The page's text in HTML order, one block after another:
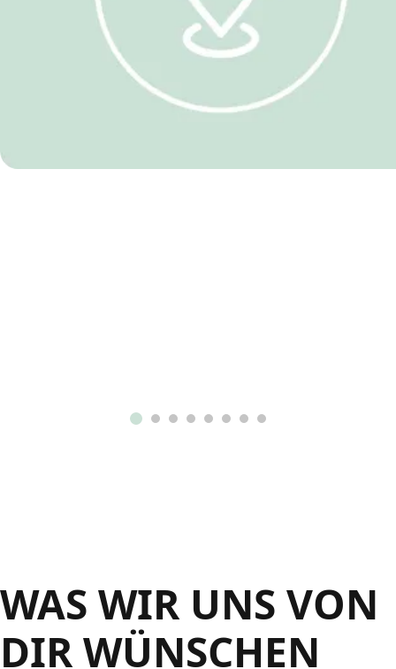
WAS WIR UNS VON
DIR WÜNSCHEN